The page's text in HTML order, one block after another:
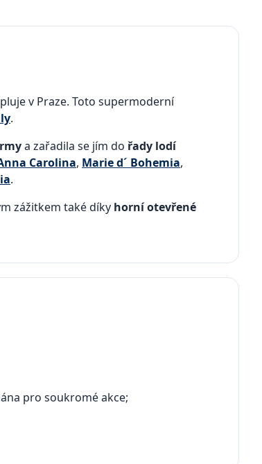
v Praze. Toto supermoderní
.
a zařadila se jím do řady lodí
Carolina, Marie d´ Bohemia,
.
zážitkem také díky horní otevřené
pro soukromé akce;